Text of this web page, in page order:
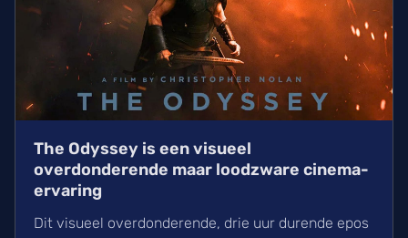
The Odyssey is een visueel
overdonderende maar loodzware cinema-
ervaring
Dit visueel overdonderende, drie uur durende epos